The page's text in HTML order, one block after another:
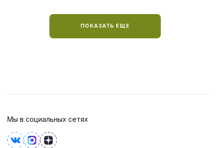
ПОКАЗАТЬ ЕЩЕ
Мы в социальных сетях